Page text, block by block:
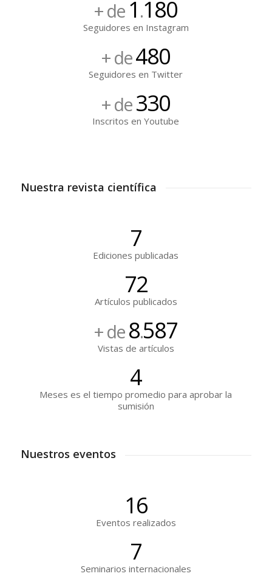
+ de 1 .180
Seguidores en Instagram
+ de480
Seguidores en Twitter
+ de330
Inscritos en Youtube
Nuestra revista científica
7
Ediciones publicadas
72
Artículos publicados
+ de8.587
Vistas de artículos
4
Meses es el tiempo promedio para aprobar la
sumisión
Nuestros eventos
16
Eventos realizados
7
Seminarios internacionales